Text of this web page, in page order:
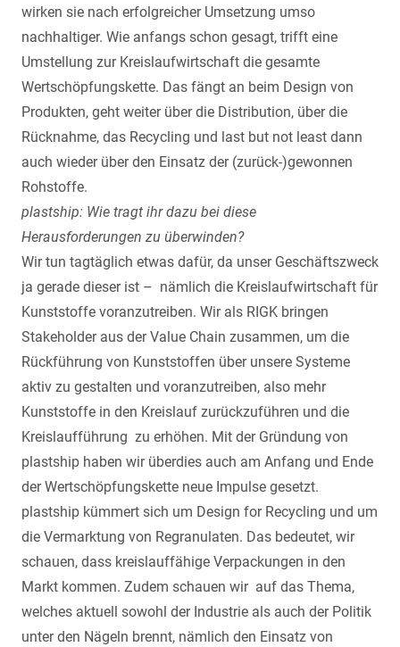
wirken sie nach erfolgreicher Umsetzung umso
nachhaltiger. Wie anfangs schon gesagt, trifft eine
Umstellung zur Kreislaufwirtschaft die gesamte
Wertschöpfungskette. Das fängt an beim Design von
Produkten, geht weiter über die Distribution, über die
Rücknahme, das Recycling und last but not least dann
auch wieder über den Einsatz der (zurück-)gewonnen
Rohstoffe.
plastship: Wie tragt ihr dazu bei diese
Herausforderungen zu überwinden?
Wir tun tagtäglich etwas dafür, da unser Geschäftszweck
ja gerade dieser ist – nämlich die Kreislaufwirtschaft für
Kunststoffe voranzutreiben. Wir als RIGK bringen
Stakeholder aus der Value Chain zusammen, um die
Rückführung von Kunststoffen über unsere Systeme
aktiv zu gestalten und voranzutreiben, also mehr
Kunststoffe in den Kreislauf zurückzuführen und die
Kreislaufführung zu erhöhen. Mit der Gründung von
plastship haben wir überdies auch am Anfang und Ende
der Wertschöpfungskette neue Impulse gesetzt.
plastship kümmert sich um Design for Recycling und um
die Vermarktung von Regranulaten. Das bedeutet, wir
schauen, dass kreislauffähige Verpackungen in den
Markt kommen. Zudem schauen wir auf das Thema,
welches aktuell sowohl der Industrie als auch der Politik
unter den Nägeln brennt, nämlich den Einsatz von